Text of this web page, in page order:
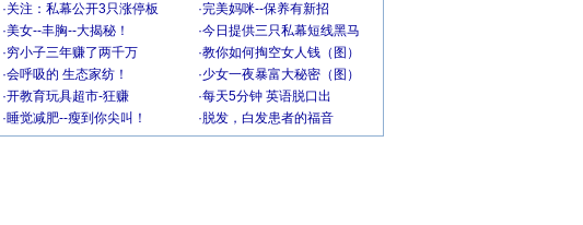
·关注：私幕公开3只涨停板 ·完美妈咪--保养有新招
·美女--丰胸--大揭秘！ ·今日提供三只私幕短线黑马
·穷小子三年赚了两千万 ·教你如何掏空女人钱（图）
·会呼吸的 生态家纺！ ·少女一夜暴富大秘密（图）
·开教育玩具超市-狂赚 ·每天5分钟 英语脱口出
·睡觉减肥--瘦到你尖叫！ · 脱发，白发患者的福音